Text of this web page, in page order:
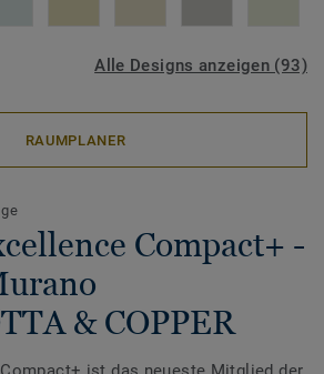
Alle Designs anzeigen (93)
RAUMPLANER
Compact+ -
& COPPER